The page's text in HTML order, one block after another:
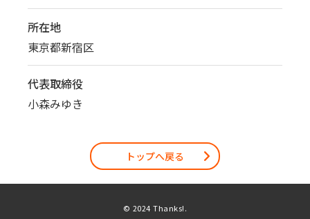
所在地
東京都新宿区
代表取締役
小森みゆき
トップへ戻る
© 2024 Thanks!.